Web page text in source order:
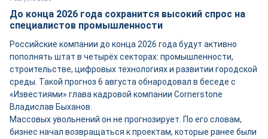
До конца 2026 года сохранится высокий спрос на
специалистов промышленности
Российские компании до конца 2026 года будут активно
пополнять штат в четырёх секторах: промышленности,
строительстве, цифровых технологиях и развитии городской
среды. Такой прогноз 6 августа обнародовал в беседе с
«Известиями» глава кадровой компании Cornerstone
Владислав Быханов.
Массовых увольнений он не прогнозирует. По его словам,
бизнес начал возвращаться к проектам, которые ранее были